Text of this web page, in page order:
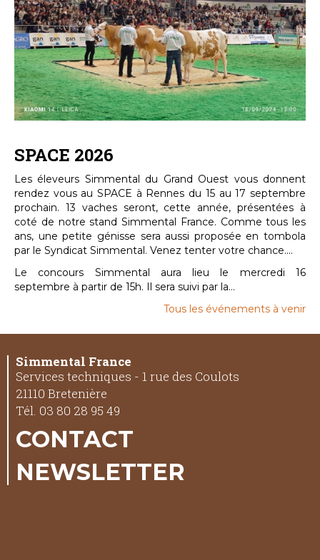
SPACE 2026
Les éleveurs Simmental du Grand Ouest vous donnent
rendez vous au SPACE à Rennes du 15 au 17 septembre
prochain. 13 vaches seront, cette année, présentées à
coté de notre stand Simmental France. Comme tous les
ans, une petite génisse sera aussi proposée en tombola
par le Syndicat Simmental. Venez tenter votre chance....
Le concours Simmental aura lieu le mercredi 16
septembre à partir de 15h. Il sera suivi par la...
Tous les événements à venir
Simmental France
Services techniques - 1 rue des Coulots
21110 Bretenière
Tél. 03 80 28 95 49
CONTACT
NEWSLETTER